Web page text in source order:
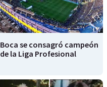
Boca se consagró campeón
de la Liga Profesional